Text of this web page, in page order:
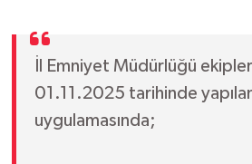
İl Emniyet Müdürlüğü
01.11.2025 tarihinde
uygulamasında;